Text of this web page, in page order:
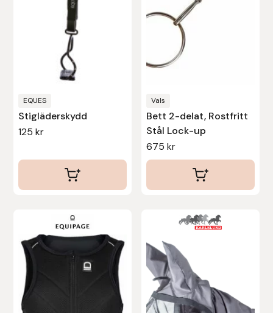
EQUES
Stigläderskydd
125kr
Vals
Bett 2-delat, Rostfritt
Stål Lock-up
675 kr
olika
alternativen
väljas
produktsidan
här
produkten
har
flera
varianter.